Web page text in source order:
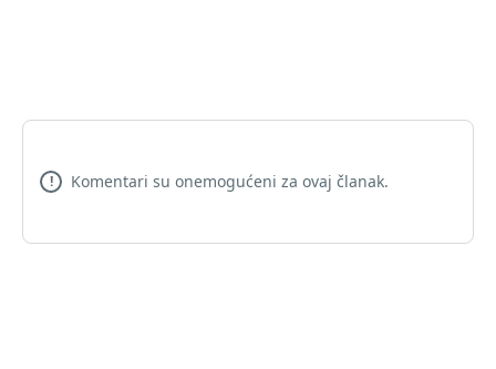
! Komentari su onemogućeni za ovaj članak.